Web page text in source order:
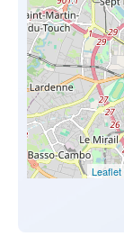
Leaflet